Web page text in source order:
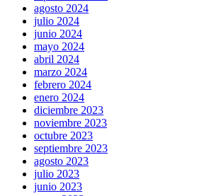
agosto 2024
julio 2024
junio 2024
mayo 2024
abril 2024
marzo 2024
febrero 2024
enero 2024
diciembre 2023
noviembre 2023
octubre 2023
septiembre 2023
agosto 2023
julio 2023
junio 2023